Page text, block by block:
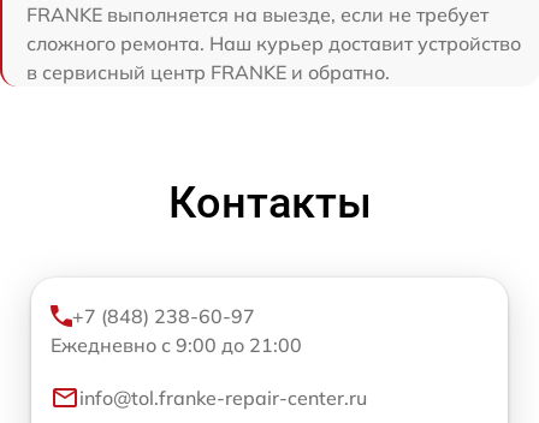
FRANKE выполняется на выезде, если не требует
сложного ремонта. Наш курьер доставит устройство
в сервисный центр FRANKE и обратно.
Контакты
+7 (848) 238-60-97
Ежедневно с 9:00 до 21:00
info@tol.franke-repair-center.ru